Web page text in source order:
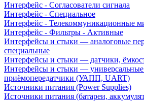
Интерфейс - Согласователи сигнала
Интерфейс - Специальное
Интерфейс - Телекоммуникационные
Интерфейс - Фильтры - Активные
Интерфейсы и стыки — аналоговые
специальные
Интерфейсы и стыки — датчики,
Интерфейсы и стыки —
приёмопередатчики (УАПП, UART)
Источники питания (Power Supplies)
Источники питания (батареи,